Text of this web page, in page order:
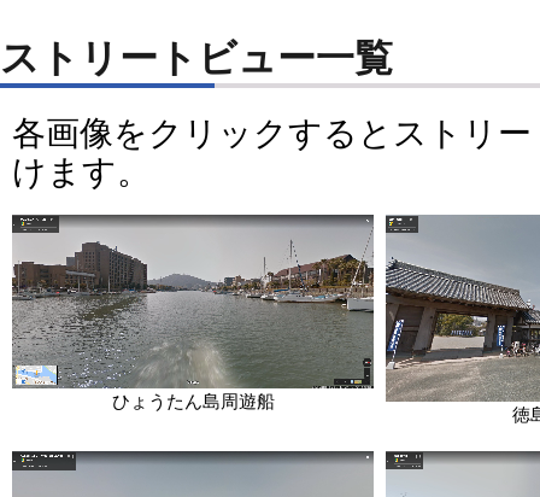
ストリートビュー一覧
各画像をクリックするとストリ
けます。
ひょうたん島周遊船
徳